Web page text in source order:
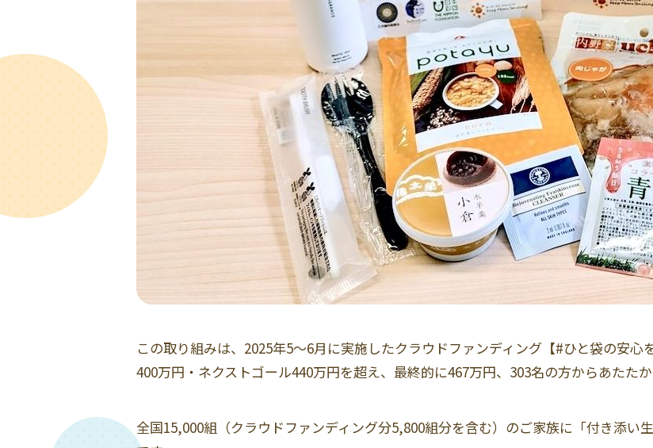
この取り組みは、2025年5〜6月に実施したクラウドファンディング【#ひと袋の安
400万円・ネクストゴール440万円を超え、最終的に467万円、303名の方からあたた
全国15,000組（クラウドファンディング分5,800組分を含む）のご家族に「付き添い